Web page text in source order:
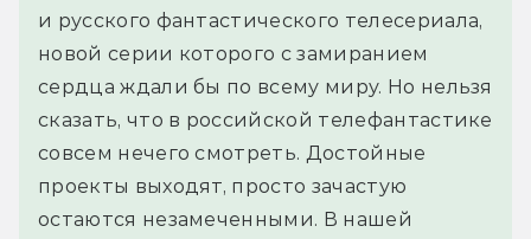
и русского фантастического телесериала,
новой серии которого с замиранием
сердца ждали бы по всему миру. Но нельзя
сказать, что в российской телефантастике
совсем нечего смотреть. Достойные
проекты выходят, просто зачастую
остаются незамеченными. В нашей